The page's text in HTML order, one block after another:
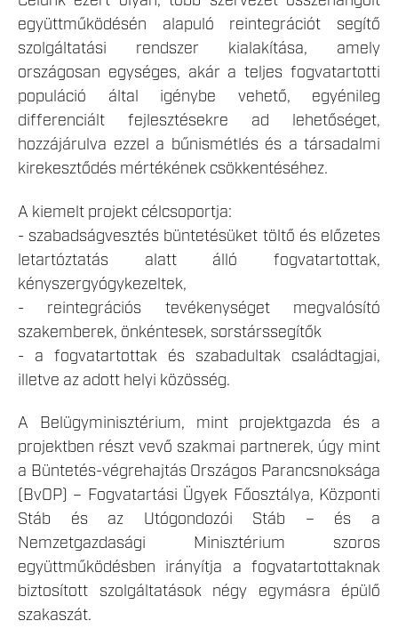
együttműködésén alapuló reintegrációt segítő
szolgáltatási rendszer kialakítása, amely
országosan egységes, akár a teljes fogvatartotti
populáció által igénybe vehető, egyénileg
differenciált fejlesztésekre ad lehetőséget,
hozzájárulva ezzel a bűnismétlés és a társadalmi
kirekesztődés mértékének csökkentéséhez.
A kiemelt projekt célcsoportja:
- szabadságvesztés büntetésüket töltő és előzetes
letartóztatás alatt álló fogvatartottak,
kényszergyógykezeltek,
- reintegrációs tevékenységet megvalósító
szakemberek, önkéntesek, sorstárssegítők
- a fogvatartottak és szabadultak családtagjai,
illetve az adott helyi közösség.
A Belügyminisztérium, mint projektgazda és a
projektben részt vevő szakmai partnerek, úgy mint
a Büntetés-végrehajtás Országos Parancsnoksága
(BvOP) – Fogvatartási Ügyek Főosztálya, Központi
Stáb és az Utógondozói Stáb – és a
Nemzetgazdasági Minisztérium szoros
együttműködésben irányítja a fogvatartottaknak
biztosított szolgáltatások négy egymásra épülő
szakaszát.